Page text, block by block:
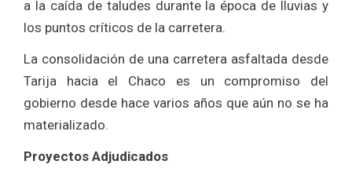
a la caída de taludes durante la época de lluvias y
los puntos críticos de la carretera.
La consolidación de una carretera asfaltada desde
Tarija hacia el Chaco es un compromiso del
gobierno desde hace varios años que aún no se ha
materializado.
Proyectos Adjudicados